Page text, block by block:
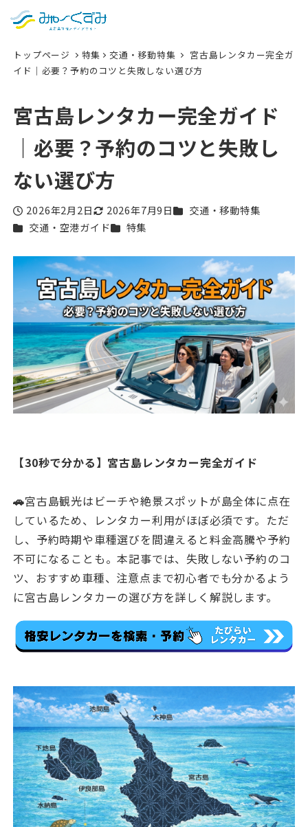
한국어
検索
トップページ 特集 交通・移動特集
宮古島レンタカー完全ガ
イド｜必要？予約のコツと失敗しない選び方
宮古島レンタカー完全ガイド
｜必要？予約のコツと失敗し
ない選び方
投稿日
2026年2月2日
更新日
2026年7月9日カテゴリー
交通・移動特集
カテゴリー
交通・空港ガイドカテゴリー
特集
【30秒で分かる】宮古島レンタカー完全ガイド
🚗宮古島観光はビーチや絶景スポットが島全体に点在
しているため、レンタカー利用がほぼ必須です。ただ
し、予約時期や車種選びを間違えると料金高騰や予約
不可になることも。本記事では、失敗しない予約のコ
ツ、おすすめ車種、注意点まで初心者でも分かるよう
に宮古島レンタカーの選び方を詳しく解説します。